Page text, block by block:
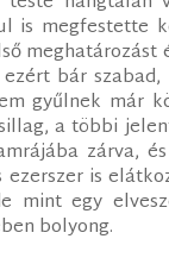
megfestette
meghatározást
bár
gyűlnek már
a többi
zárva,
ezerszer is
mint egy
bolyong.